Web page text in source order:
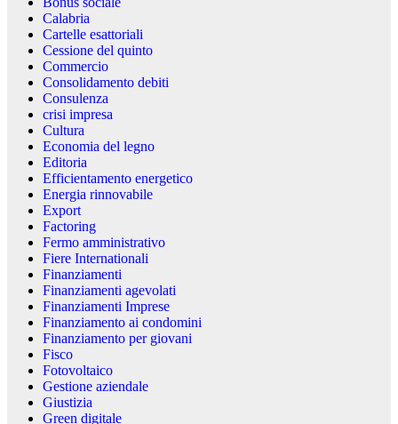
Calabria
Cartelle esattoriali
Cessione del quinto
Commercio
Consolidamento debiti
Consulenza
crisi impresa
Cultura
Economia del legno
Editoria
Efficientamento energetico
Energia rinnovabile
Export
Factoring
Fermo amministrativo
Fiere Internationali
Finanziamenti
Finanziamenti agevolati
Finanziamenti Imprese
Finanziamento ai condomini
Finanziamento per giovani
Fisco
Fotovoltaico
Gestione aziendale
Giustizia
Green digitale